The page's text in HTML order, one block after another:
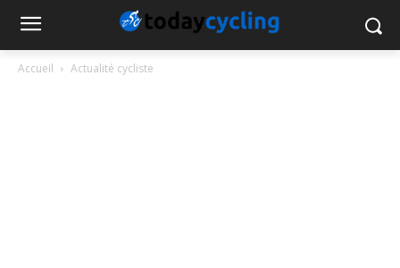
Accueil Actualité cycliste